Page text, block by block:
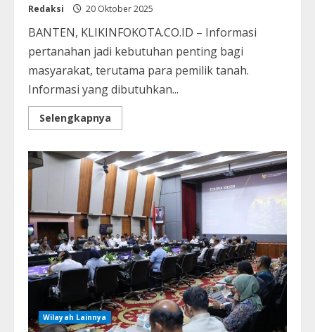
Redaksi 20 Oktober 2025
BANTEN, KLIKINFOKOTA.CO.ID – Informasi
pertanahan jadi kebutuhan penting bagi
masyarakat, terutama para pemilik tanah.
Informasi yang dibutuhkan...
Selengkapnya
Wilayah Lainnya